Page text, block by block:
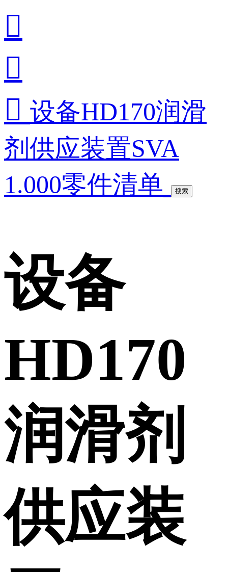


 设备HD170润滑
剂供应装置SVA
1.000零件清单
搜索
设备
HD170
润滑剂
供应装